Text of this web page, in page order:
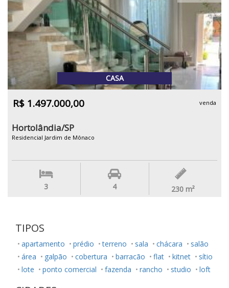
CASA
R$ 1.497.000,00 venda
Hortolândia/SP
Residencial Jardim de Mônaco
3 4 230 m²
TIPOS
apartamento prédio terreno sala chácara
salão
área
galpão cobertura barracão flat kitnet
sítio
lote
ponto comercial fazenda rancho studio loft